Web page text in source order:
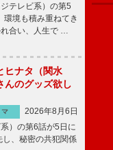
テレビ系）の第5
境も積み重ねてき
合い、人生で …
ヒナタ（関水
んのグッズ欲し
マ
2026年8月6日
）の第6話が5日に
、秘密の共犯関係